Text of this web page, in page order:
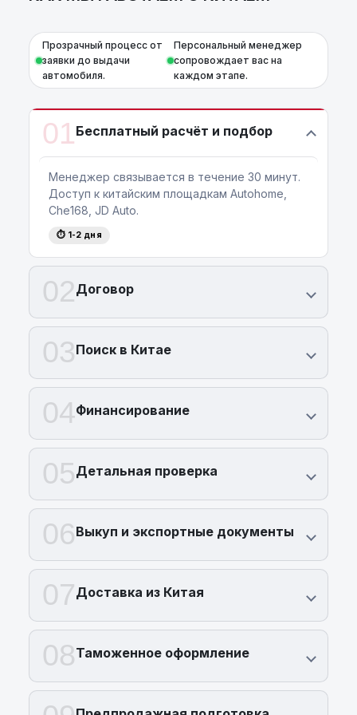
Прозрачный процесс от
заявки до выдачи
автомобиля.
Персональный менеджер
сопровождает вас на
каждом этапе.
01Бесплатный расчёт и подбор
Менеджер связывается в течение 30 минут.
Доступ к китайским площадкам Autohome,
Che168, JD Auto.
⏱ 1-2 дня
02Договор
03Поиск в Китае
04Финансирование
05Детальная проверка
06Выкуп и экспортные документы
07Доставка из Китая
08Таможенное оформление